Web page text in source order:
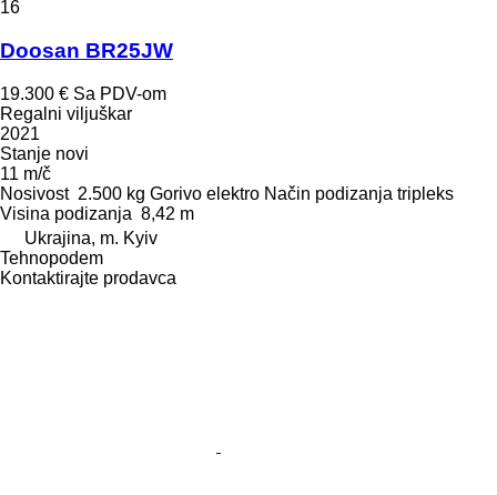
16
Doosan BR25JW
19.300 € Sa PDV-om
Regalni viljuškar
2021
Stanje novi
11 m/č
Nosivost 2.500 kg Gorivo elektro Način podizanja tripleks
Visina podizanja 8,42 m
Ukrajina, m. Kyiv
Tehnopodem
Kontaktirajte prodavca